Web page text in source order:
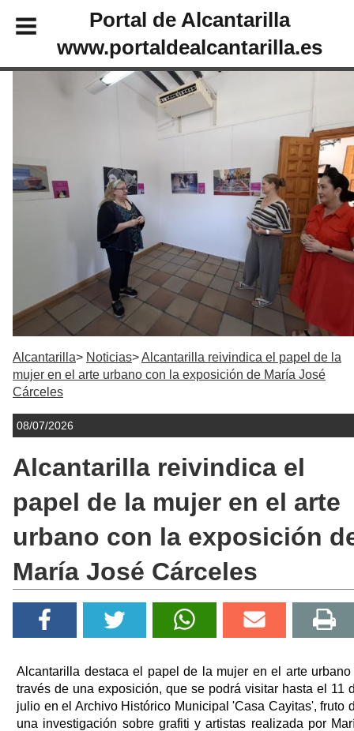
Portal de Alcantarilla
www.portaldealcantarilla.es
Alcantarilla Noticias
Alcantarilla reivindica el papel de la
mujer en el arte urbano con la exposición de María José
Cárceles
08/07/2026
Alcantarilla reivindica el
papel de la mujer en el arte
urbano con la exposición
María José Cárceles
Alcantarilla destaca el papel de la mujer en el arte urbano
través de una exposición, que se podrá visitar hasta el 11
julio en el Archivo Histórico Municipal 'Casa Cayitas', fruto
una investigación sobre grafiti y artistas realizada por